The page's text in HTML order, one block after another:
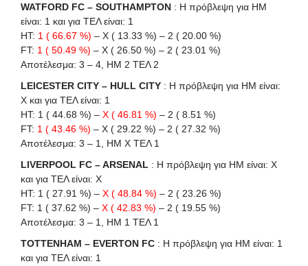
WATFORD FC – SOUTHAMPTON : Η πρόβλεψη για HΜ
είναι: 1 και για ΤΕΛ είναι: 1
HT: 1 ( 66.67 %) – X ( 13.33 %) – 2 ( 20.00 %)
FT: 1 ( 50.49 %) – X ( 26.50 %) – 2 ( 23.01 %)
Αποτέλεσμα: 3 – 4, ΗΜ 2 ΤΕΛ 2
LEICESTER CITY – HULL CITY : Η πρόβλεψη για HΜ είναι:
X και για ΤΕΛ είναι: 1
HT: 1 ( 44.68 %) – X ( 46.81 %) – 2 ( 8.51 %)
FT: 1 ( 43.46 %) – X ( 29.22 %) – 2 ( 27.32 %)
Αποτέλεσμα: 3 – 1, ΗΜ Χ ΤΕΛ 1
LIVERPOOL FC – ARSENAL : Η πρόβλεψη για HΜ είναι: X
και για ΤΕΛ είναι: X
HT: 1 ( 27.91 %) – X ( 48.84 %) – 2 ( 23.26 %)
FT: 1 ( 37.62 %) – X ( 42.83 %) – 2 ( 19.55 %)
Αποτέλεσμα: 3 – 1, ΗΜ 1 ΤΕΛ 1
TOTTENHAM – EVERTON FC : Η πρόβλεψη για HΜ είναι: 1
και για ΤΕΛ είναι: 1